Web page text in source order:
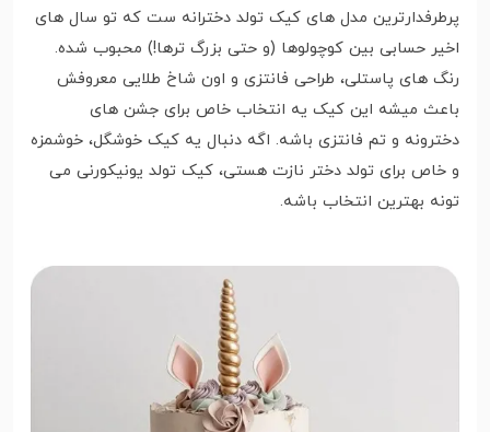
پرطرفدارترین مدل های کیک تولد دخترانه ست که تو سال های
اخیر حسابی بین کوچولوها (و حتی بزرگ ترها!) محبوب شده.
رنگ های پاستلی، طراحی فانتزی و اون شاخ طلایی معروفش
باعث میشه این کیک یه انتخاب خاص برای جشن های
دخترونه و تم فانتزی باشه. اگه دنبال یه کیک خوشگل، خوشمزه
و خاص برای تولد دختر نازت هستی، کیک تولد یونیکورنی می
تونه بهترین انتخاب باشه.